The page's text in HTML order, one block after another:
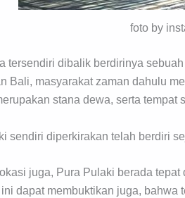
foto by
tersendiri dibalik berdirinya
Bali, masyarakat zaman dahulu
stana dewa, serta tempat
sendiri diperkirakan telah berdiri
juga, Pura Pulaki berada
dapat membuktikan juga,